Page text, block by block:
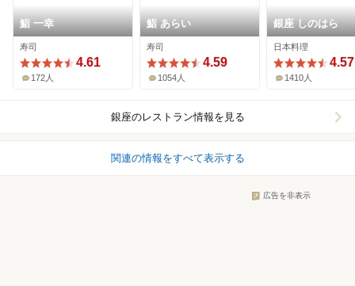
鮨 一幸
寿司
4.61
172人
鮨 あらい
寿司
4.59
1054人
銀座 しのはら
日本料理
4.57
1410人
銀座のレストラン情報を見る
関連の情報をすべて表示する
広告を非表示